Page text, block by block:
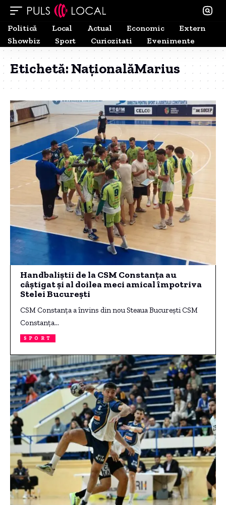
Politică Local Actual Economic
Extern
Showbiz
Sport Curiozitati Evenimente
Etichetă:NaționalăMarius
Handbaliștii de la CSM Constanța au
câștigat și al doilea meci amical împotriva
Stelei București
CSM Constanța a învins din nou Steaua București CSM
Constanța…
SPORT